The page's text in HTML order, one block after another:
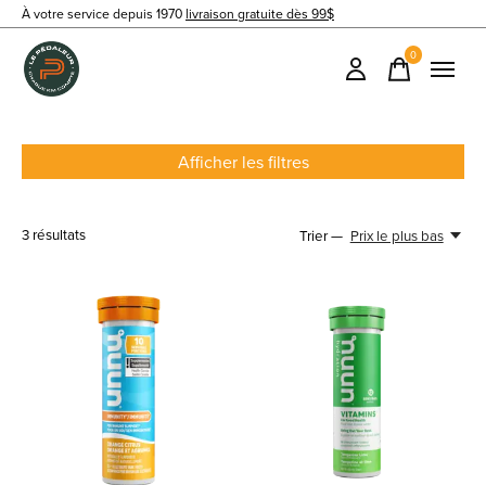
À votre service depuis 1970 livraison gratuite dès 99$
0items
Afficher les filtres
3 résultats Trier — Prix le plus bas